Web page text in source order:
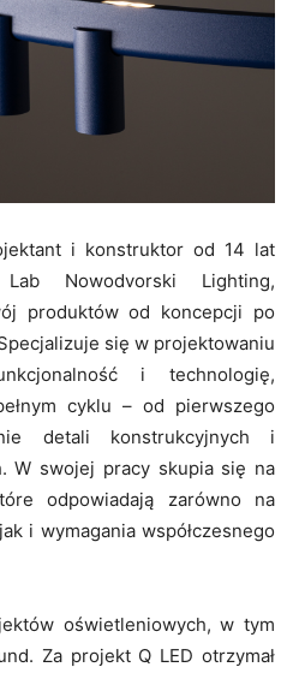
i konstruktor od 14 lat
Nowodvorski Lighting,
produktów od koncepcji po
się w projektowaniu
i technologię,
cyklu – od pierwszego
detali konstrukcyjnych i
W swojej pracy skupia się na
odpowiadają zarówno na
i wymagania współczesnego
oświetleniowych, w tym
Za projekt Q LED otrzymał